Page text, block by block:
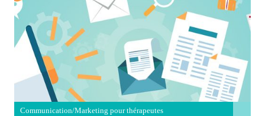
Communication/Marketing pour thérapeutes